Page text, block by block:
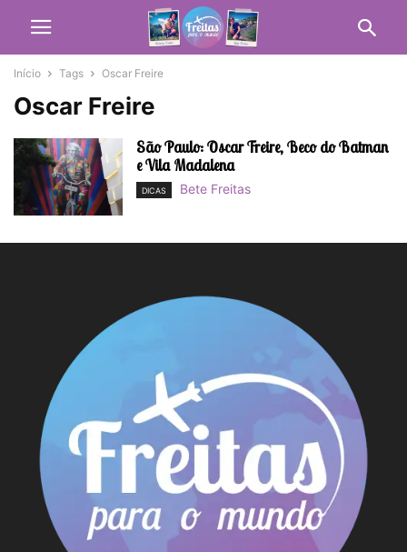
Início Tags Oscar Freire
Oscar Freire
São Paulo: Oscar Freire, Beco do Batman
e Vila Madalena
DICAS Bete Freitas